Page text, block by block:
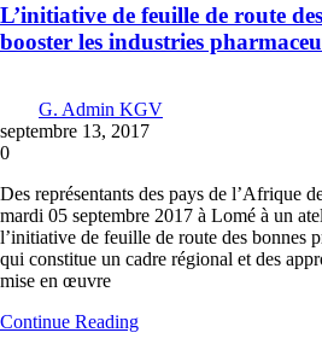
L’initiative de feuille de route
booster les industries
G. Admin KGV
septembre 13, 2017
0
Des représentants des pays de l’Afrique
mardi 05 septembre 2017 à Lomé à un
l’initiative de feuille de route des bonnes
qui constitue un cadre régional et des
mise en œuvre
Continue Reading